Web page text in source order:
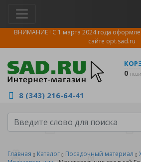
ВНИМАНИЕ ! С 1 марта 2024 года
сайте opt.sad.ru
0
8 (343) 216-64-41
Главная Каталог Посадочный материал